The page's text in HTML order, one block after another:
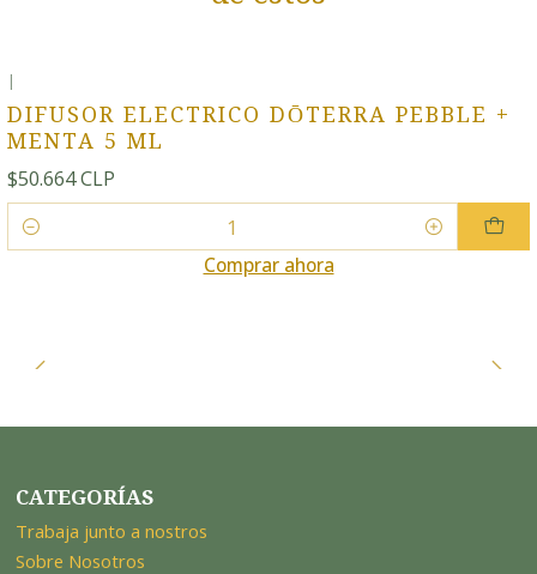
|
DIFUSOR ELECTRICO DŌTERRA PEBBLE +
MENTA 5 ML
$50.664 CLP
Cantidad
Comprar ahora
CATEGORÍAS
Trabaja junto a nostros
Sobre Nosotros